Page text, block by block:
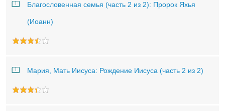
Благословенная семья (часть 2 из 2): Пророк Яхья
(Иоанн)
Мария, Мать Иисуса: Рождение Иисуса (часть 2 из 2)